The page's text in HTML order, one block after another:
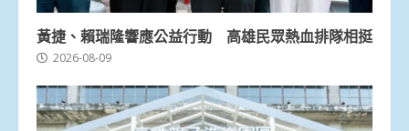
黃捷、賴瑞隆響應公益行動 高雄民眾熱血排隊相挺
2026-08-09